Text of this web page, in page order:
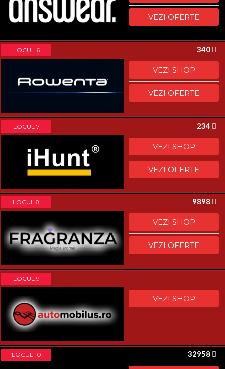
VEZI OFERTE
LOCUL 6 340
VEZI SHOP
VEZI OFERTE
LOCUL 7 234
VEZI SHOP
VEZI OFERTE
LOCUL 8 9898
VEZI SHOP
VEZI OFERTE
LOCUL 9
VEZI SHOP
LOCUL 10 32958